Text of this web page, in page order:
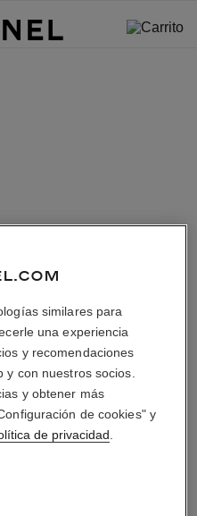
similares para
una experiencia
y recomendaciones
y con nuestros socios.
y obtener más
de cookies" y
de privacidad